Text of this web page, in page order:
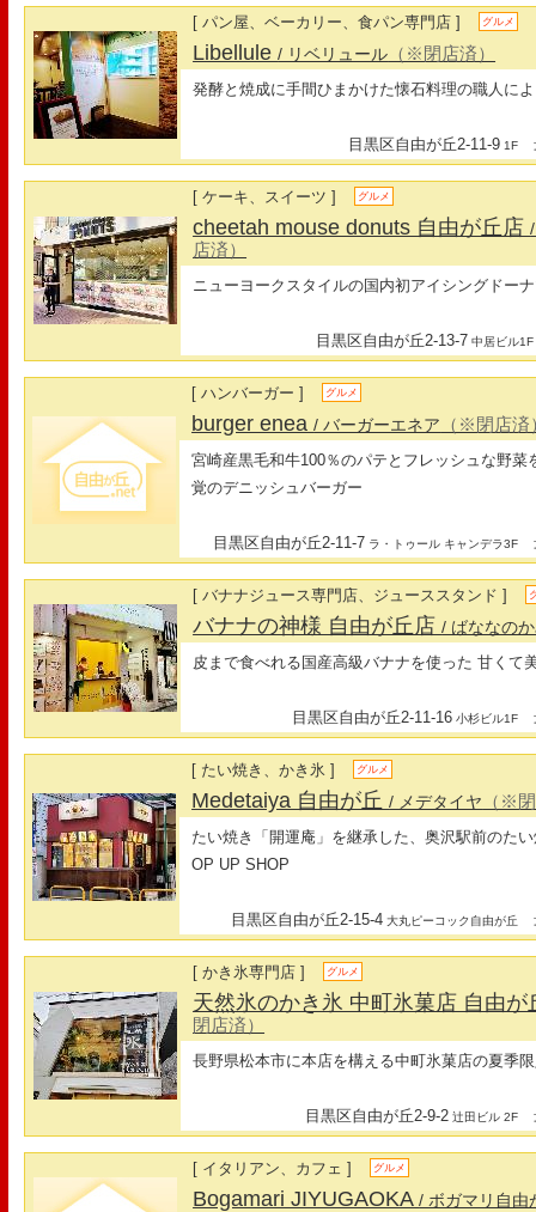
[ パン屋、ベーカリー、食パン専門店 ] グルメ
Libellule/ リベリュール （※閉店済）
発酵と焼成に手間ひまかけた懐石料理の職人に
目黒区自由が丘2-11-9 1F
[ ケーキ、スイーツ ] グルメ
cheetah mouse donuts 自由が丘店
店済）
ニューヨークスタイルの国内初アイシングドー
目黒区自由が丘2-13-7 中居ビル1F
[ ハンバーガー ] グルメ
burger enea/ バーガーエネア （※閉店済
宮崎産黒毛和牛100％のパテとフレッシュな野
覚のデニッシュバーガー
目黒区自由が丘2-11-7 ラ・トゥール キャンデラ3F
[ バナナジュース専門店、ジューススタンド ]
バナナの神様 自由が丘店/ ばななの
皮まで食べれる国産高級バナナを使った 甘くて
目黒区自由が丘2-11-16 小杉ビル1F
[ たい焼き、かき氷 ] グルメ
Medetaiya 自由が丘/ メデタイヤ （※
たい焼き「開運庵」を継承した、奥沢駅前のた
OP UP SHOP
目黒区自由が丘2-15-4 大丸ピーコック自由が丘
[ かき氷専門店 ] グルメ
天然氷のかき氷 中町氷菓店 自由
閉店済）
長野県松本市に本店を構える中町氷菓店の夏季
目黒区自由が丘2-9-2 辻田ビル 2F
[ イタリアン、カフェ ] グルメ
Bogamari JIYUGAOKA/ ボガマリ自由